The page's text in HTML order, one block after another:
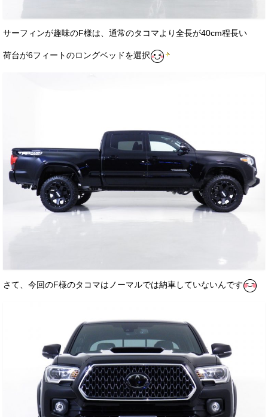
サーフィンが趣味のF様は、通常のタコマより全長が40cm程長い
荷台が6フィートのロングベッドを選択
さて、今回のF様のタコマはノーマルでは納車していないんです